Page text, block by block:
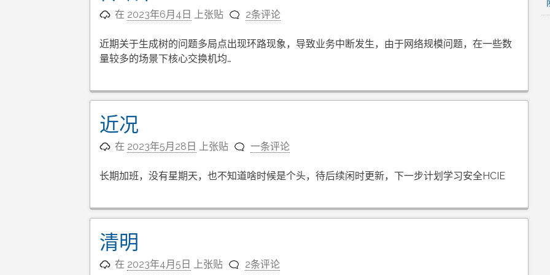
在 2023年6月4日 上张贴 2条评论
近期关于生成树的问题多局点出现环路现象，导致业务中断发生，由于网络规模问题，在一些数
量较多的场景下核心交换机均…
近况
在 2023年5月28日 上张贴 一条评论
长期加班，没有星期天，也不知道啥时候是个头，待后续闲时更新，下一步计划学习安全HCIE
清明
在 2023年4月5日 上张贴 2条评论